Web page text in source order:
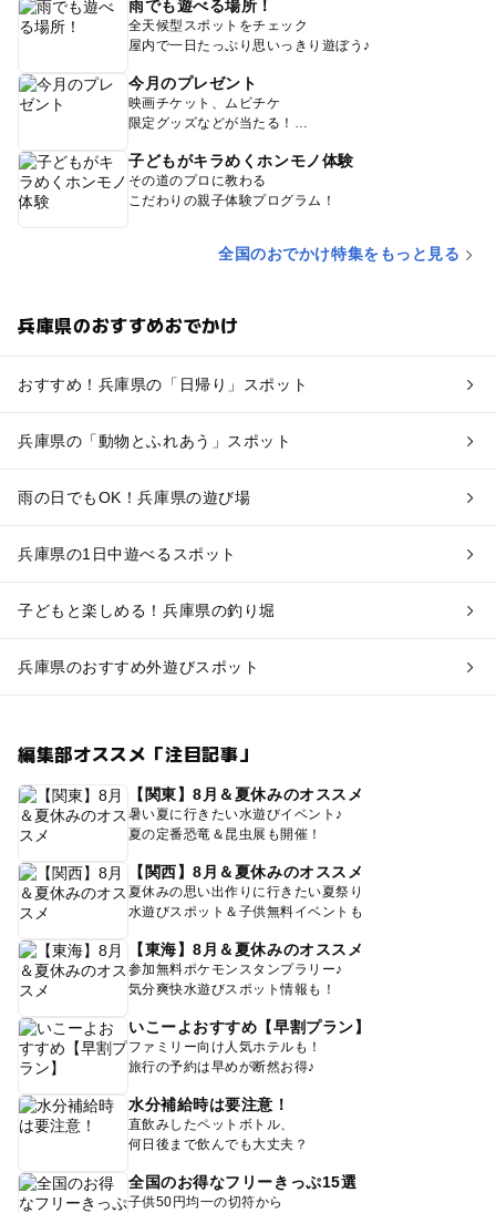
雨でも遊べる場所！
全天候型スポットをチェック
屋内で一日たっぷり思いっきり遊ぼう♪
今月のプレゼント
映画チケット、ムビチケ
限定グッズなどが当たる！
子どもがキラめくホンモノ体験
その道のプロに教わる
こだわりの親子体験プログラム！
全国のおでかけ特集をもっと見る
兵庫県のおすすめおでかけ
おすすめ！兵庫県の「日帰り」スポット
兵庫県の「動物とふれあう」スポット
雨の日でもOK！兵庫県の遊び場
兵庫県の1日中遊べるスポット
子どもと楽しめる！兵庫県の釣り堀
兵庫県のおすすめ外遊びスポット
編集部オススメ「注目記事」
【関東】8月＆夏休みのオススメ
暑い夏に行きたい水遊びイベント♪
夏の定番恐竜＆昆虫展も開催！
【関西】8月＆夏休みのオススメ
夏休みの思い出作りに行きたい夏祭り
水遊びスポット＆子供無料イベントも
【東海】8月＆夏休みのオススメ
参加無料ポケモンスタンプラリー♪
気分爽快水遊びスポット情報も！
いこーよおすすめ【早割プラン】
ファミリー向け人気ホテルも！
旅行の予約は早めが断然お得♪
水分補給時は要注意！
直飲みしたペットボトル、
何日後まで飲んでも大丈夫？
全国のお得なフリーきっぷ15選
子供50円均一の切符から